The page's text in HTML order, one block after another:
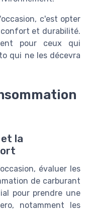
c'est opter
et durabilité.
pour ceux qui
qui ne les décevra
la
évaluer les
de carburant
pour prendre une
notamment les